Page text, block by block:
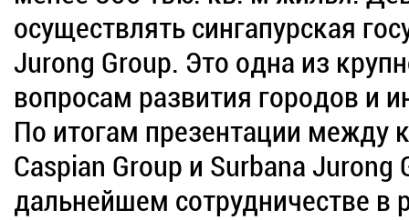
осуществлять сингапурская
Jurong Group. Это одна из
вопросам развития городов и
По итогам презентации между
Caspian Group и Surbana
дальнейшем сотрудничестве в